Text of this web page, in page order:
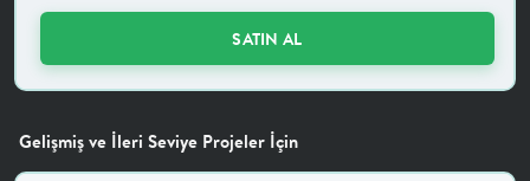
SATIN AL
Gelişmiş ve İleri Seviye Projeler İçin